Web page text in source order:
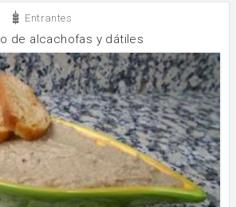
Entrantes
de alcachofas y dátiles